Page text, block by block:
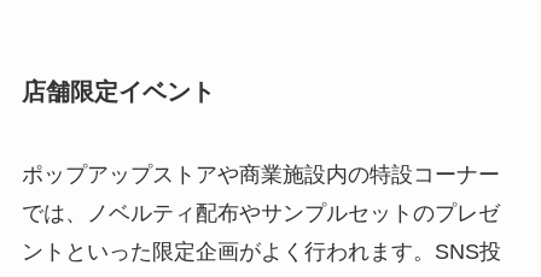
店舗限定イベント
ポップアップストアや商業施設内の特設コーナー
では、ノベルティ配布やサンプルセットのプレゼ
ントといった限定企画がよく行われます。SNS投